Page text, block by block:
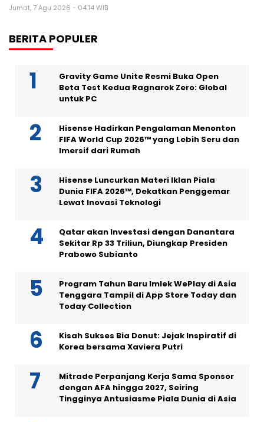
Jumat, 7 Agu 2026 - 04:14 WIB
BERITA POPULER
Gravity Game Unite Resmi Buka Open
Beta Test Kedua Ragnarok Zero: Global
untuk PC
Hisense Hadirkan Pengalaman Menonton
FIFA World Cup 2026™ yang Lebih Seru dan
Imersif dari Rumah
Hisense Luncurkan Materi Iklan Piala
Dunia FIFA 2026™, Dekatkan Penggemar
Lewat Inovasi Teknologi
Qatar akan Investasi dengan Danantara
Sekitar Rp 33 Triliun, Diungkap Presiden
Prabowo Subianto
Program Tahun Baru Imlek WePlay di Asia
Tenggara Tampil di App Store Today dan
Today Collection
Kisah Sukses Bia Donut: Jejak Inspiratif di
Korea bersama Xaviera Putri
Mitrade Perpanjang Kerja Sama Sponsor
dengan AFA hingga 2027, Seiring
Tingginya Antusiasme Piala Dunia di Asia